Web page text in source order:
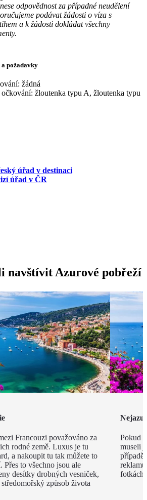
odpovědnost za případné neudělení
podávat žádosti o víza s
a k žádosti dokládat všechny
požadavky
žádná
žloutenka typu A, žloutenka typu
úřad v destinaci
úřad v ČR
navštívit Azurové pobřeží
Francouzi považováno za
rodné země. Luxus je tu
a nakoupit tu tak můžete to
Přes to všechno jsou ale
desítky drobných vesniček,
způsob života
Pokud
museli
případě
fotkách!